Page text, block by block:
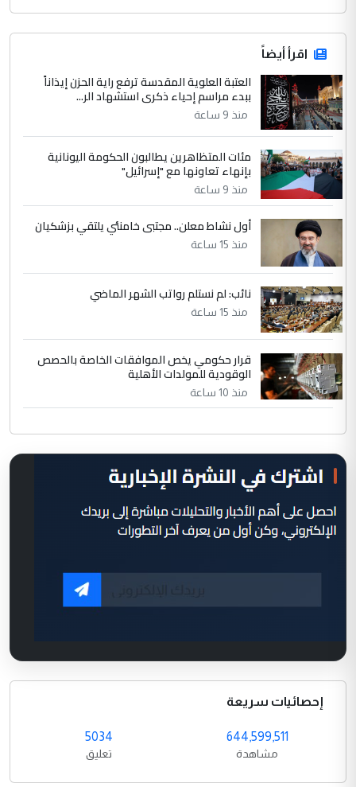
اقرأ أيضاً
العتبة العلوية المقدسة ترفع راية الحزن إيذاناً
ببدء مراسم إحياء ذكرى استشهاد الر...
منذ 9 ساعة
مئات المتظاهرين يطالبون الحكومة اليونانية
بإنهاء تعاونها مع "إسرائيل"
منذ 9 ساعة
أول نشاط معلن.. مجتبى خامنئي يلتقي بزشكيان
منذ 15 ساعة
نائب: لم نستلم رواتب الشهر الماضي
منذ 15 ساعة
قرار حكومي يخص الموافقات الخاصة بالحصص
الوقودية للمولدات الأهلية
منذ 10 ساعة
إحصائيات سريعة
644,599,511
مشاهدة
5034
تعليق